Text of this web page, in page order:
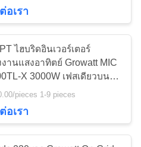
สงอาทิตย์
อเรา
ไฮบริดอินเวอร์เตอร์
านแสงอาทิตย์ Growatt MIC
X 3000W เฟสเดียวบน
นเวอร์เตอร์ Growatt 3kw
pieces 1-9 pieces
อเรา